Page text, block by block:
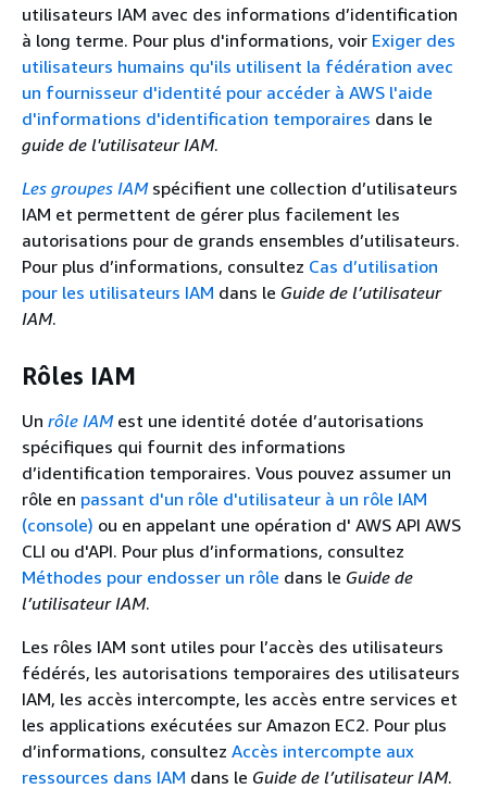
utilisateurs IAM avec des informations d’identification
à long terme. Pour plus d'informations, voir Exiger des
utilisateurs humains qu'ils utilisent la fédération avec
un fournisseur d'identité pour accéder à AWS l'aide
d'informations d'identification temporaires dans le
guide de l'utilisateur IAM.
Les groupes IAMspécifient une collection d’utilisateurs
IAM et permettent de gérer plus facilement les
autorisations pour de grands ensembles d’utilisateurs.
Pour plus d’informations, consultez Cas d’utilisation
pour les utilisateurs IAM dans le Guide de l’utilisateur
IAM.
Rôles IAM
Un rôle IAMest une identité dotée d’autorisations
spécifiques qui fournit des informations
d’identification temporaires. Vous pouvez assumer un
rôle en passant d'un rôle d'utilisateur à un rôle IAM
(console) ou en appelant une opération d' AWS API AWS
CLI ou d'API. Pour plus d’informations, consultez
Méthodes pour endosser un rôle dans le Guide de
l’utilisateur IAM.
Les rôles IAM sont utiles pour l’accès des utilisateurs
fédérés, les autorisations temporaires des utilisateurs
IAM, les accès intercompte, les accès entre services et
les applications exécutées sur Amazon EC2. Pour plus
d’informations, consultez Accès intercompte aux
ressources dans IAM dans le Guide de l’utilisateur IAM.